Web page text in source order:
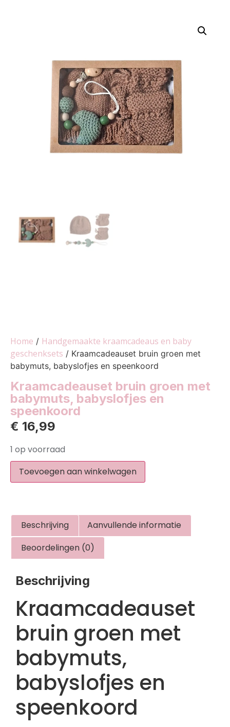
Home / Handgemaakte kraamcadeaus en baby
geschenksets / Kraamcadeauset bruin groen met
babymuts, babyslofjes en speenkoord
Kraamcadeauset bruin groen met
babymuts, babyslofjes en
speenkoord
€ 16,99
1 op voorraad
Toevoegen aan winkelwagen
Beschrijving
Aanvullende informatie
Beoordelingen (0)
Beschrijving
Kraamcadeauset
bruin groen met
babymuts,
babyslofjes en
speenkoord